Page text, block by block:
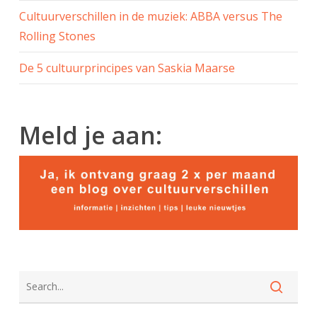
Cultuurverschillen in de muziek: ABBA versus The
Rolling Stones
De 5 cultuurprincipes van Saskia Maarse
Meld je aan: